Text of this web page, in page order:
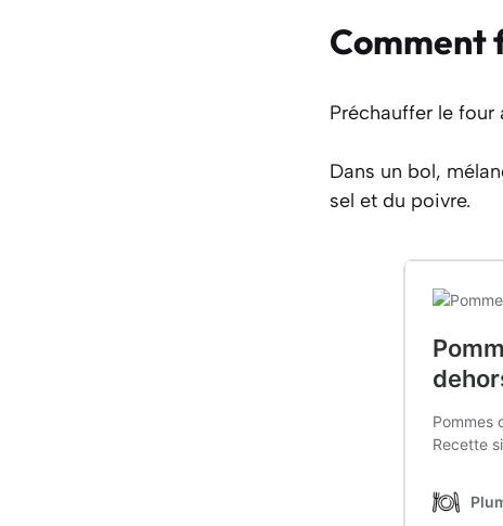
Comment
Préchauffer le four
Dans un bol,
sel et du poivre.